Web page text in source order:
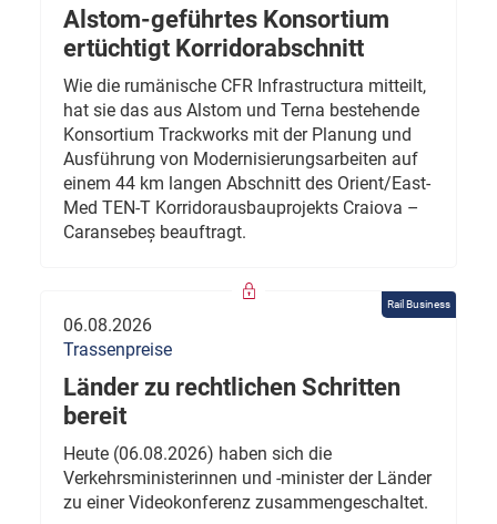
Alstom-geführtes Konsortium
ertüchtigt Korridorabschnitt
Wie die rumänische CFR Infrastructura mitteilt,
hat sie das aus Alstom und Terna bestehende
Konsortium Trackworks mit der Planung und
Ausführung von Modernisierungsarbeiten auf
einem 44 km langen Abschnitt des Orient/East-
Med TEN-T Korridorausbauprojekts Craiova –
Caransebeș beauftragt.
Rail Business
06.08.2026
Trassenpreise
Länder zu rechtlichen Schritten
bereit
Heute (06.08.2026) haben sich die
Verkehrsministerinnen und -minister der Länder
zu einer Videokonferenz zusammengeschaltet.